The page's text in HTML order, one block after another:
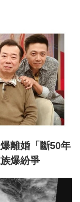
離婚「斷50年
爆紛爭